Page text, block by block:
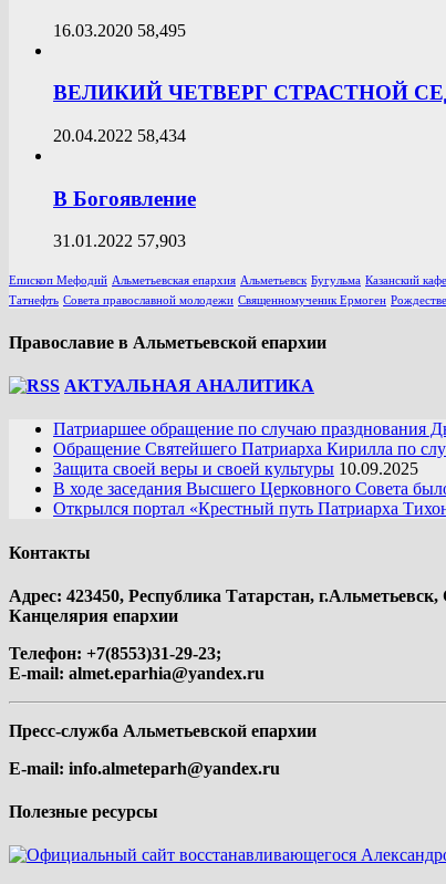
16.03.2020 58,495
ВЕЛИКИЙ ЧЕТВЕРГ СТРАСТНОЙ
20.04.2022 58,434
В Богоявление
31.01.2022 57,903
Епископ Мефодий Альметьевская епархия Альметьевск Бугульма Казанский
Татнефть Совета православной молодежи Священномученик Ермоген
Православие в Альметьевской епархии
АКТУАЛЬНАЯ АНАЛИТИКА
Патриаршее обращение по случаю празднования
Обращение Святейшего Патриарха Кирилла по
Защита своей веры и своей культуры 10.09.2025
В ходе заседания Высшего Церковного Совета
Открылся портал «Крестный путь Патриарха
Контакты
Адрес: 423450, Республика Татарстан,
Канцелярия епархии
Телефон: +7(8553)31-29-23;
E-mail: almet.eparhia@yandex.ru
Пресс-служба Альметьевской епархии
E-mail: info.almeteparh@yandex.ru
Полезные ресурсы